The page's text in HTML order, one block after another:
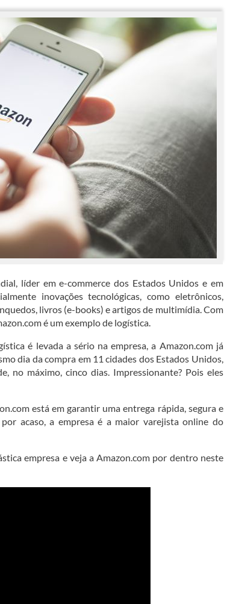
líder em e-commerce dos Estados Unidos e em
inovações tecnológicas, como eletrônicos,
livros (e-books) e artigos de multimídia. Com
é um exemplo de logística.
é levada a sério na empresa, a Amazon.com já
dia da compra em 11 cidades dos Estados Unidos,
no máximo, cinco dias. Impressionante? Pois eles
está em garantir uma entrega rápida, segura e
acaso, a empresa é a maior varejista online do
empresa e veja a Amazon.com por dentro neste